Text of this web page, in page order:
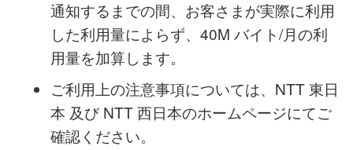
NTT 東日本のホームページにてご確認くだ
さい。
「フレッツ光ライト」をご利用中のお客様
がフレッツ・v6オプションをご利用される
場合、NTT 東日本又はNTT 西日本が別途
通知するまでの間、お客さまが実際に利用